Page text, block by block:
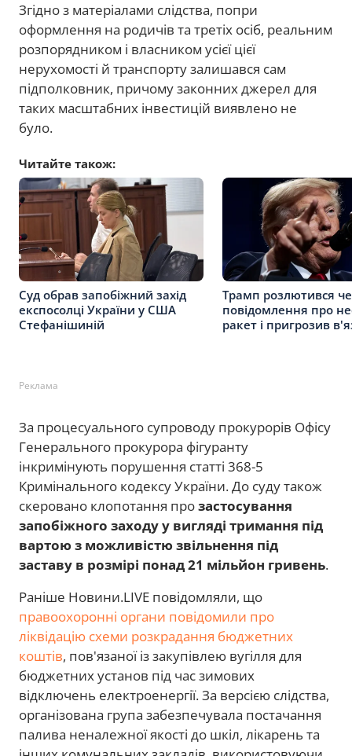
Згідно з матеріалами слідства, попри
оформлення на родичів та третіх осіб, реальним
розпорядником і власником усієї цієї
нерухомості й транспорту залишався сам
підполковник, причому законних джерел для
таких масштабних інвестицій виявлено не
було.
Читайте також:
Суд обрав запобіжний захід
експосолці України у США
Стефанішиній
Трамп розлютився
повідомлення про
ракет і пригрозив
Реклама
За процесуального супроводу прокурорів Офісу
Генерального прокурора фігуранту
інкримінують порушення статті 368-5
Кримінального кодексу України. До суду також
скеровано клопотання прозастосування
запобіжного заходу у вигляді тримання під
вартою з можливістю звільнення під
заставу в розмірі понад 21 мільйон гривень.
Раніше Новини.LIVE повідомляли, що
правоохоронні органи повідомили про
ліквідацію схеми розкрадання бюджетних
коштів, пов'язаної із закупівлею вугілля для
бюджетних установ під час зимових
відключень електроенергії. За версією слідства,
організована група забезпечувала постачання
палива неналежної якості до шкіл, лікарень та